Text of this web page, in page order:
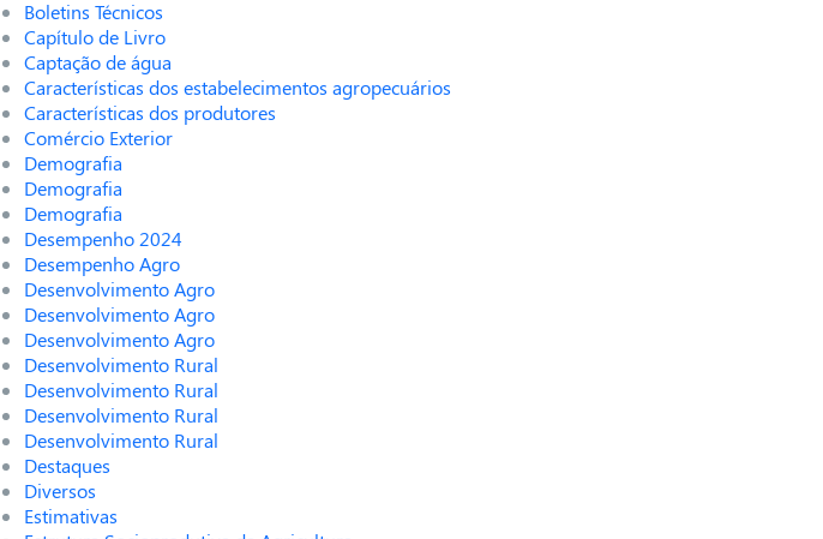
Boletins Técnicos
Capítulo de Livro
Captação de água
Características dos estabelecimentos agropecuários
Características dos produtores
Comércio Exterior
Demografia
Demografia
Demografia
Desempenho 2024
Desempenho Agro
Desenvolvimento Agro
Desenvolvimento Agro
Desenvolvimento Agro
Desenvolvimento Rural
Desenvolvimento Rural
Desenvolvimento Rural
Desenvolvimento Rural
Destaques
Diversos
Estimativas